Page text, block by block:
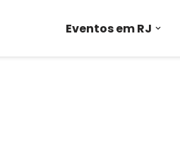
Eventos em RJ